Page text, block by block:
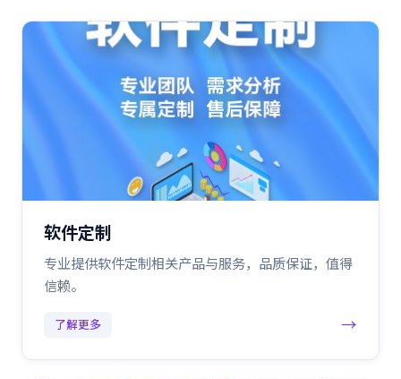
软件定制
专业提供软件定制相关产品与服务，品质保证，值得
信赖。
了解更多 →